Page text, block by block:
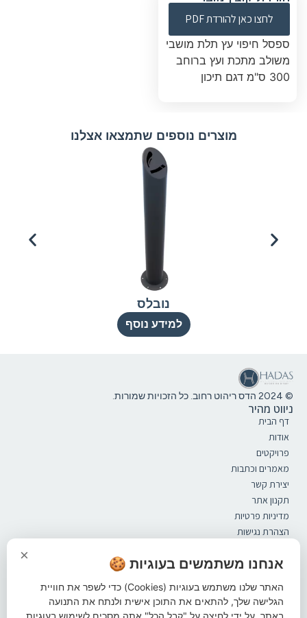
לחצו כאן להורדת PDF
ספסל חיפוי עץ תלת מושבי
משולב מתכת ועץ ברוחב
300 ס"מ דגם תיכון
מוצרים נוספים שתמצאו אצלנו
נובלס
למידע נוסף
© 2024 הדס ריהוט רחוב. כל הזכויות שמורות.
ניווט מהיר
דף הבית
אודות
פרויקטים
מאמרים וכתבות
יצירת קשר
תקנון אתר
מדיניות פרטיות
הצהרת נגישות
אשפתונים
פתרונות הצללה
× אנחנו משתמשים בעוגיות 🍪
האתר שלנו משתמש בעוגיות (Cookies) כדי לשפר את חוויית
הגלישה שלך, להתאים את התוכן אישית ולנתח את התנועה
באתר. על ידי לחיצה על "קבל הכל" אתה מסכים לשימוש בעוגיות.